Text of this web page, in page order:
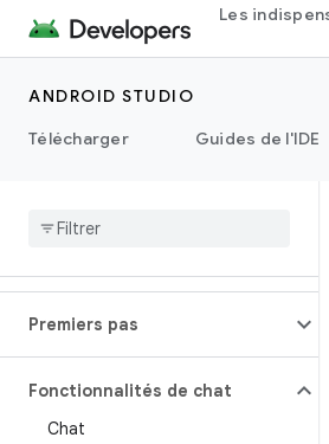
Les
ANDROID STUDIO
Télécharger
Guides de l'IDE
Premiers pas
Fonctionnalités de chat
Chat